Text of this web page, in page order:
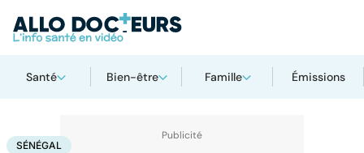
Santé Bien-être Famille Émissions
AccueilSanté Sénégal
SÉNÉGAL